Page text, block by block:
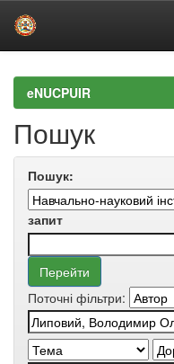
navigationeNUCPUIR
Пошук
Пошук:
запит
Поточні фільтри: